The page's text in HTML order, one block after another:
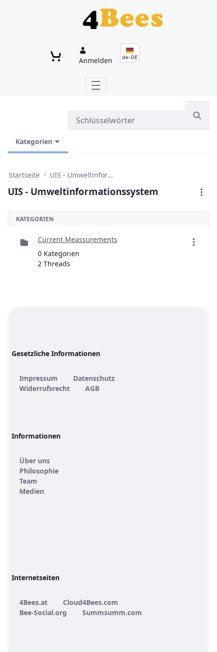
Zum Hauptinhalt springen
Anmelden de-DE
Kategorien
Startseite UIS - Umweltinformationssystem
UIS - Umweltinformationssystem
KATEGORIEN
Current Meassurements
0 Kategorien
2 Threads
Gesetzliche Informationen
Impressum
Datenschutz
Widerrufsrecht
AGB
Informationen
Über uns
Philosophie
Team
Medien
Internetseiten
4Bees.at
Cloud4Bees.com
Bee-Social.org
Summsumm.com